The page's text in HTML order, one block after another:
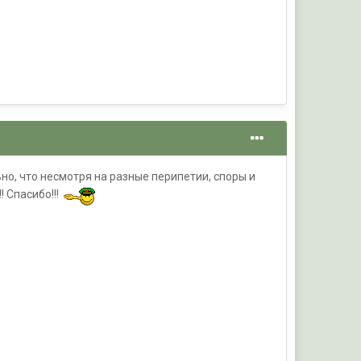
что несмотря на разные перипетии, споры и
Спасибо!!!